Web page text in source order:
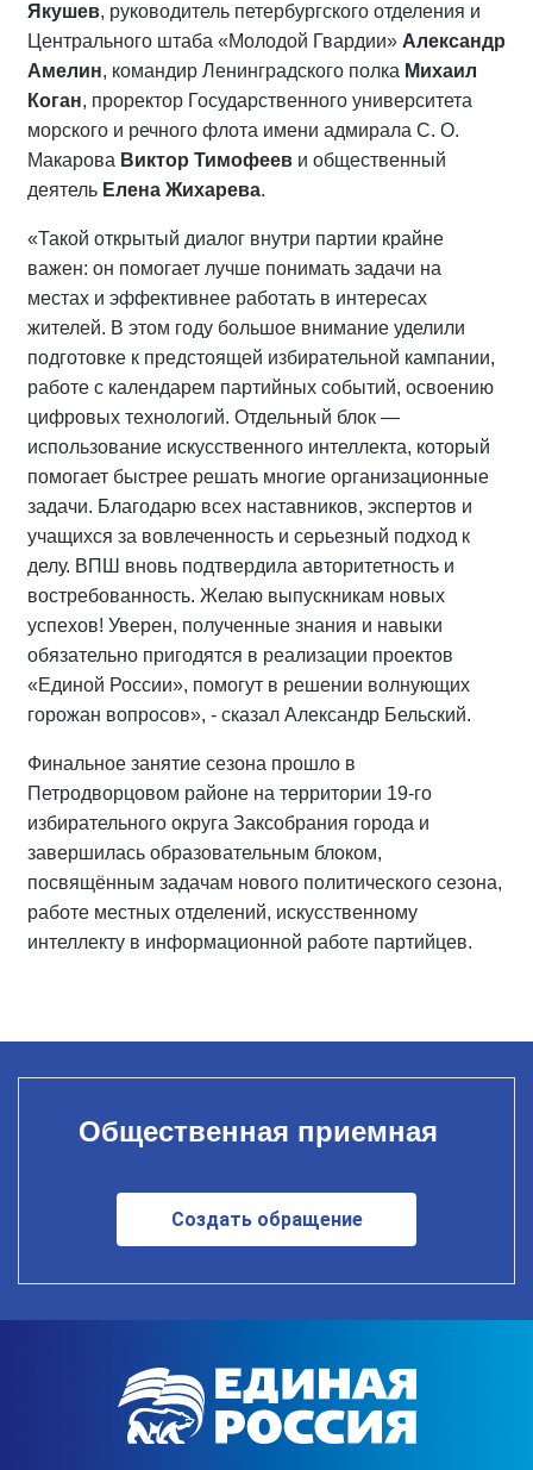
Якушев, руководитель петербургского отделения и
Центрального штаба «Молодой Гвардии» Александр
Амелин, командир Ленинградского полка Михаил
Коган, проректор Государственного университета
морского и речного флота имени адмирала С. О.
Макарова Виктор Тимофеев и общественный
деятель Елена Жихарева.
«Такой открытый диалог внутри партии крайне
важен: он помогает лучше понимать задачи на
местах и эффективнее работать в интересах
жителей. В этом году большое внимание уделили
подготовке к предстоящей избирательной кампании,
работе с календарем партийных событий, освоению
цифровых технологий. Отдельный блок —
использование искусственного интеллекта, который
помогает быстрее решать многие организационные
задачи. Благодарю всех наставников, экспертов и
учащихся за вовлеченность и серьезный подход к
делу. ВПШ вновь подтвердила авторитетность и
востребованность. Желаю выпускникам новых
успехов! Уверен, полученные знания и навыки
обязательно пригодятся в реализации проектов
«Единой России», помогут в решении волнующих
горожан вопросов», - сказал Александр Бельский.
Финальное занятие сезона прошло в
Петродворцовом районе на территории 19-го
избирательного округа Заксобрания города и
завершилась образовательным блоком,
посвящённым задачам нового политического сезона,
работе местных отделений, искусственному
интеллекту в информационной работе партийцев.
Общественная приемная
Создать обращение